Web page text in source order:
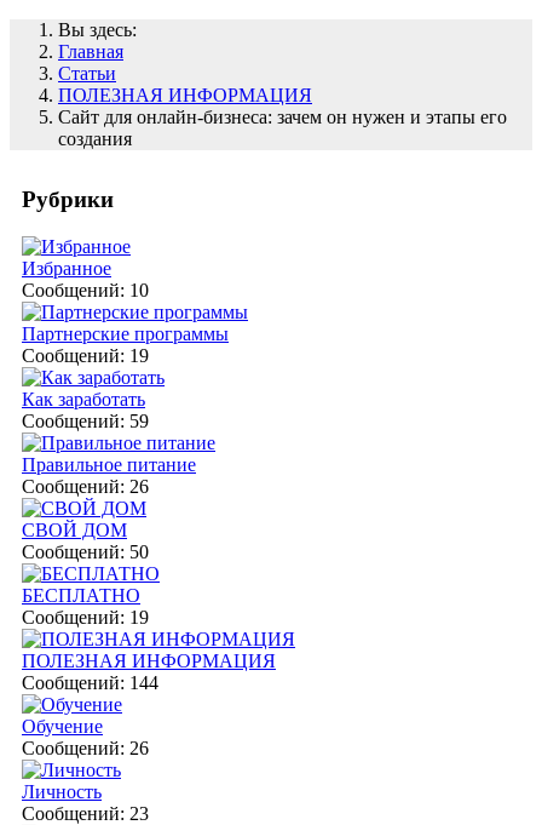
Вы здесь:
Главная
Статьи
ПОЛЕЗНАЯ ИНФОРМАЦИЯ
Сайт для онлайн-бизнеса: зачем он нужен и этапы его
создания
Рубрики
Избранное
Сообщений: 10
Партнерские программы
Сообщений: 19
Как заработать
Сообщений: 59
Правильное питание
Сообщений: 26
СВОЙ ДОМ
Сообщений: 50
БЕСПЛАТНО
Сообщений: 19
ПОЛЕЗНАЯ ИНФОРМАЦИЯ
Сообщений: 144
Обучение
Сообщений: 26
Личность
Сообщений: 23